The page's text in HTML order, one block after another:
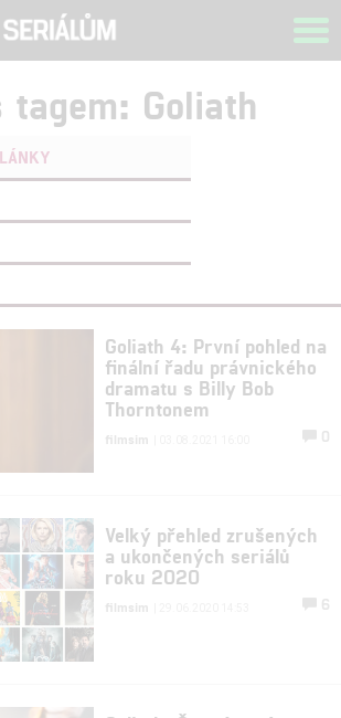
tagem: Goliath
Goliath 4: První pohled na
finální řadu právnického
dramatu s Billy Bob
Thorntonem
filmsim 0
Velký přehled zrušených
a ukončených seriálů
roku 2020
filmsim 6